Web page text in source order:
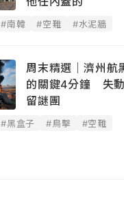
#南韓 #空難 #水泥牆
周末精選｜濟州航
的關鍵4分鐘 失
留謎團
#黑盒子 #鳥擊 #空難